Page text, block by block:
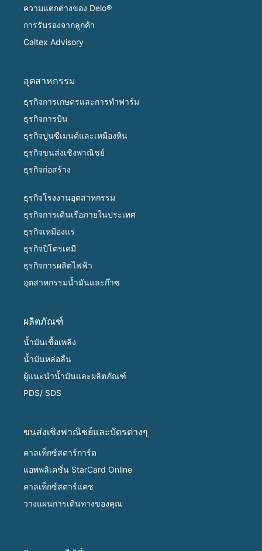
ความแตกต่างของ Delo®
การรับรองจากลูกค้า
Caltex Advisory
อุตสาหกรรม
ธุรกิจการเกษตรและการทำฟาร์ม
ธุรกิจการบิน
ธุรกิจปูนซีเมนต์และเหมืองหิน
ธุรกิจขนส่งเชิงพาณิชย์
ธุรกิจก่อสร้าง
ธุรกิจโรงงานอุตสาหกรรม
ธุรกิจการเดินเรือภายในประเทศ
ธุรกิจเหมืองแร่
ธุรกิจปิโตรเคมี
ธุรกิจการผลิตไฟฟ้า
อุตสาหกรรมน้ำมันและก๊าซ
ผลิตภัณฑ์
น้ำมันเชื้อเพลิง
น้ำมันหล่อลื่น
ผู้แนะนำน้ำมันและผลิตภัณฑ์
PDS/ SDS
ขนส่งเชิงพาณิชย์และบัตรต่างๆ
คาลเท็กซ์สตาร์การ์ด
แอพพลิเคชั่น StarCard Online
คาลเท็กซ์สตาร์แคช
วางแผนการเดินทางของคุณ